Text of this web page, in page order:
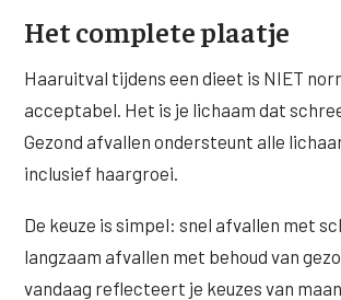
Het complete plaatje
Haaruitval tijdens een dieet is NIET
acceptabel. Het is je lichaam dat
Gezond afvallen ondersteunt alle
inclusief haargroei.
De keuze is simpel: snel afvallen met
langzaam afvallen met behoud van
vandaag reflecteert je keuzes van